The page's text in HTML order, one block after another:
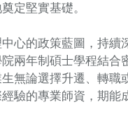
定堅實基礎。
心的政策藍圖，持續
兩年制碩士學程結合
無論選擇升遷、轉職
驗的專業師資，期能